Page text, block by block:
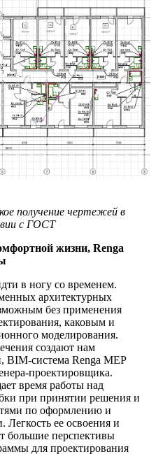
получение чертежей в
с ГОСТ
жизни, Renga
в ногу со временем.
архитектурных
без применения
каковым и
моделирования.
создают нам
BIM-система Renga MEP
проектировщика.
время работы над
при принятии решения и
по оформлению и
ее освоения и
большие перспективы
для проектирования